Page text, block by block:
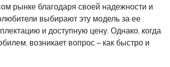
рынке благодаря своей надежности и
выбирают эту модель за ее
и доступную цену. Однако, когда
возникает вопрос – как быстро и